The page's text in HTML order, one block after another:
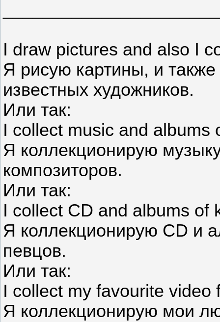
I draw pictures and also I
Я рисую картины, и
известных художников.
Или так:
I collect music and albums
Я коллекционирую
композиторов.
Или так:
I collect CD and albums of
Я коллекционирую CD и
певцов.
Или так:
I collect my favourite video
Я коллекционирую мои